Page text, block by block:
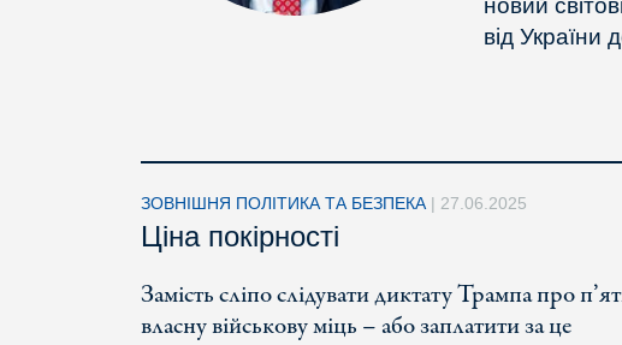
новий
від України
ЗОВНІШНЯ ПОЛІТИКА ТА БЕЗПЕКА | 27.06.2025
Ціна покірності
Замість сліпо слідувати диктату Трампа про
власну військову міць – або заплатити за це